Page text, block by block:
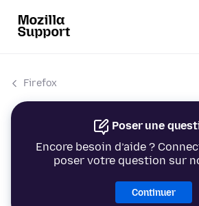
Firefox
Poser une
Encore besoin d’aide ?
poser votre question sur
Continuer